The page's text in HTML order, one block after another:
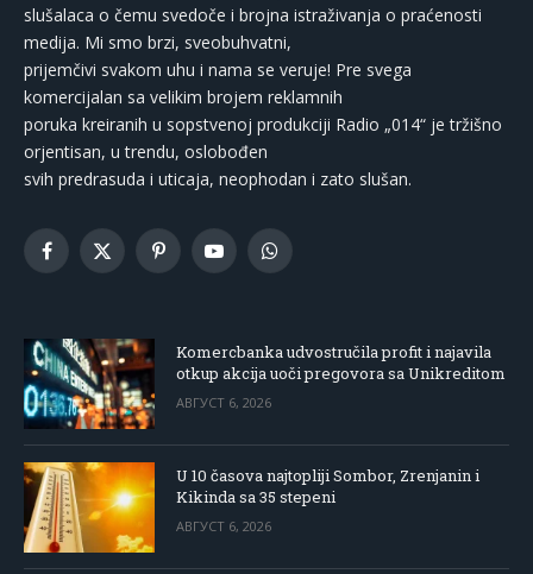
slušalaca o čemu svedoče i brojna istraživanja o praćenosti
medija. Mi smo brzi, sveobuhvatni,
prijemčivi svakom uhu i nama se veruje! Pre svega
komercijalan sa velikim brojem reklamnih
poruka kreiranih u sopstvenoj produkciji Radio „014“ je tržišno
orjentisan, u trendu, oslobođen
svih predrasuda i uticaja, neophodan i zato slušan.
Facebook
X
PinterestYouTubeWhatsApp
Komercbanka udvostručila profit i najavila
otkup akcija uoči pregovora sa Unikreditom
АВГУСТ 6, 2026
U 10 časova najtopliji Sombor, Zrenjanin i
Kikinda sa 35 stepeni
АВГУСТ 6, 2026